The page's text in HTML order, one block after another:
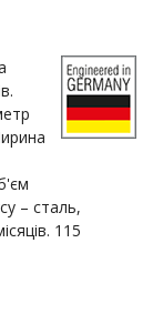
– сталь,
115